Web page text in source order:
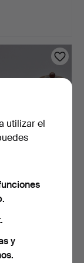
4 PIEZAS, PRI…
utilizar el
y